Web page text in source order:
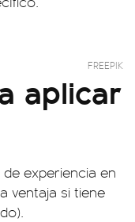
FREEPIK
aplicar
experiencia en
ventaja si tiene